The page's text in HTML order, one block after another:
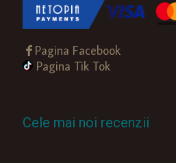
Pagina Facebook
Pagina Tik Tok
Cele mai noi recenzii